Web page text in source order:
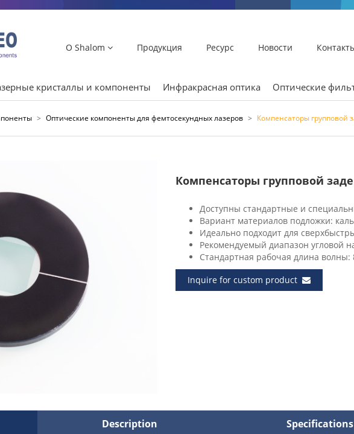
О Shalom Продукция Ресурс Новости
кристаллы и компоненты Инфракрасная оптика Оптические
> Оптические компоненты для фемтосекундных лазеров > Компенсаторы групповой
Компенсаторы групповой
Доступны стандартные и
Вариант материалов подложки:
Идеально подходит для
Рекомендуемый диапазон угловой
Стандартная рабочая длина
Inquire for custom product
Description Specifications